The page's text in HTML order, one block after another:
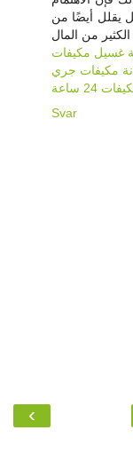
يقلل أيضًا من
غسيل مكيفات
مكيفات جري
24 ساعة
Svar
‹